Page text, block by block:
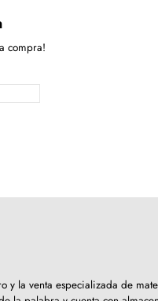
compra!
y la venta especializada de